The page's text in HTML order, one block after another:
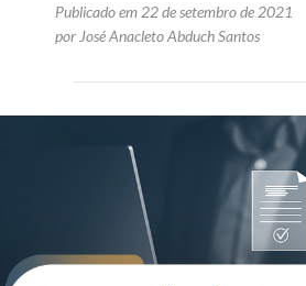
Publicado em 22 de setembro de 2021
por José Anacleto Abduch Santos